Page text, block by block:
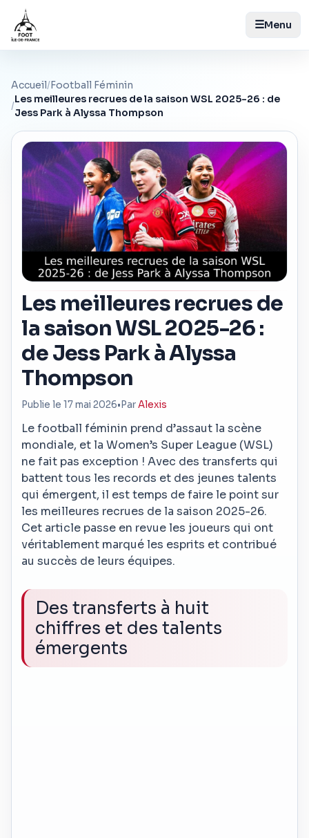
☰Menu
Accueil/Football Féminin
/
Les meilleures recrues de la saison WSL 2025-26 : de
Jess Park à Alyssa Thompson
Les meilleures recrues de
la saison WSL 2025-26 :
de Jess Park à Alyssa
Thompson
Publie le 17 mai 2026• ParAlexis
Le football féminin prend d’assaut la scène
mondiale, et la Women’s Super League (WSL)
ne fait pas exception ! Avec des transferts qui
battent tous les records et des jeunes talents
qui émergent, il est temps de faire le point sur
les meilleures recrues de la saison 2025-26.
Cet article passe en revue les joueurs qui ont
véritablement marqué les esprits et contribué
au succès de leurs équipes.
Des transferts à huit
chiffres et des talents
émergents